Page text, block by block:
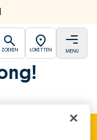
open
ZOEKEN LOKETTEN MENU